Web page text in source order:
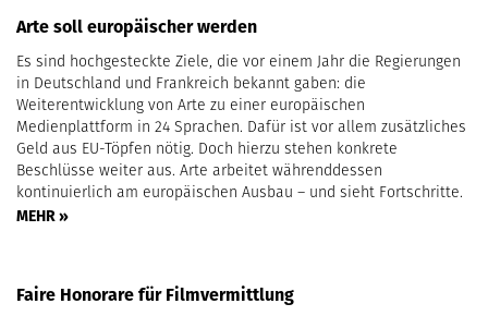
Arte soll europäischer werden
Es sind hochgesteckte Ziele, die vor einem Jahr die Regierungen
in Deutschland und Frankreich bekannt gaben: die
Weiterentwicklung von Arte zu einer europäischen
Medienplattform in 24 Sprachen. Dafür ist vor allem zusätzliches
Geld aus EU-Töpfen nötig. Doch hierzu stehen konkrete
Beschlüsse weiter aus. Arte arbeitet währenddessen
kontinuierlich am europäischen Ausbau – und sieht Fortschritte.
MEHR »
Faire Honorare für Filmvermittlung